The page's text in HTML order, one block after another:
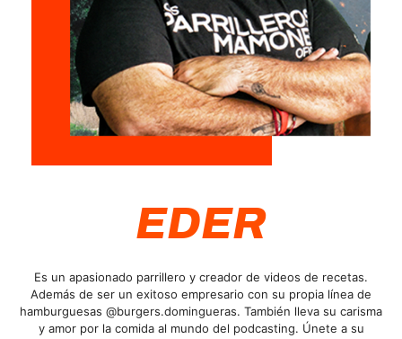
EDER
Es un apasionado parrillero y creador de videos de recetas.
Además de ser un exitoso empresario con su propia línea de
hamburguesas @burgers.domingueras. También lleva su carisma
y amor por la comida al mundo del podcasting. Únete a su